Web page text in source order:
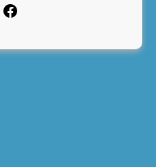
Facebook